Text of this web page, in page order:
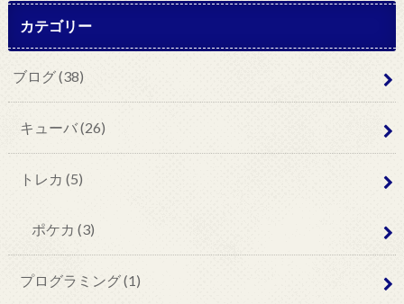
カテゴリー
ブログ(38)
キューバ(26)
トレカ (5)
ポケカ (3)
プログラミング(1)